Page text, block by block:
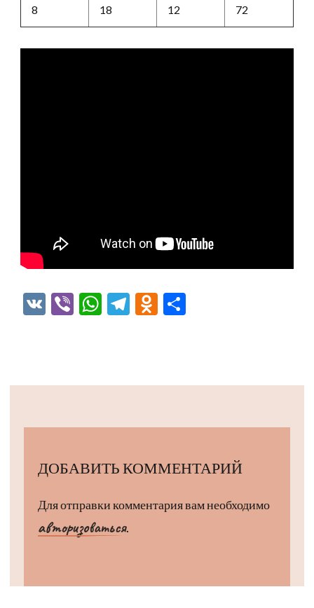
8 18 12 72
VK ViberWhatsApp
Telegram
Odnoklassniki
ДОБАВИТЬ КОММЕНТАРИЙ
Для отправки комментария вам необходимо
авторизоваться.